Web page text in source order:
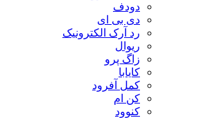
دودف
دی بی ای
رد آرک الکترونیک
ریوال
زاگ پرو
کایابا
کمل آفرود
کن ام
کنوود